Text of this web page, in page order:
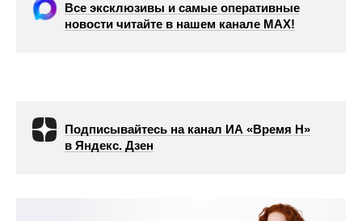
Все эксклюзивы и самые оперативные
новости читайте в нашем канале МАХ!
Подписывайтесь на канал ИА «Время Н»
в Яндекс. Дзен